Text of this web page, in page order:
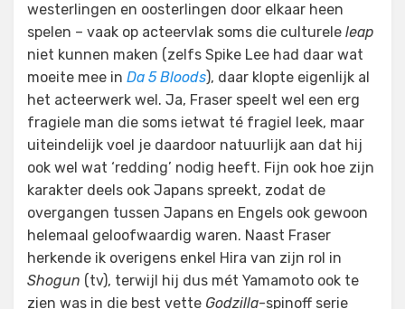
westerlingen en oosterlingen door elkaar heen
spelen – vaak op acteervlak soms die culturele leap
niet kunnen maken (zelfs Spike Lee had daar wat
moeite mee in Da 5 Bloods), daar klopte eigenlijk al
het acteerwerk wel. Ja, Fraser speelt wel een erg
fragiele man die soms ietwat té fragiel leek, maar
uiteindelijk voel je daardoor natuurlijk aan dat hij
ook wel wat ‘redding’ nodig heeft. Fijn ook hoe zijn
karakter deels ook Japans spreekt, zodat de
overgangen tussen Japans en Engels ook gewoon
helemaal geloofwaardig waren. Naast Fraser
herkende ik overigens enkel Hira van zijn rol in
Shogun (tv), terwijl hij dus mét Yamamoto ook te
zien was in die best vette Godzilla-spinoff serie